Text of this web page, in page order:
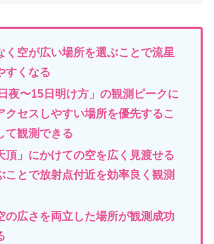
く空が広い場所を選ぶことで流星
すくなる
夜〜15日明け方」の観測ピークに
クセスしやすい場所を優先するこ
て観測できる
頂」にかけての空を広く見渡せる
ことで放射点付近を効率良く観測
の広さを両立した場所が観測成功